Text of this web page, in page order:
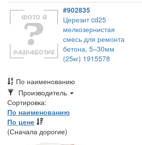
#902835
Церезит cd25
мелкозернистая
смесь для ремонта
бетона, 5–30мм
(25кг) 1915578
По наименованию
Производитель
Toggle
Сортировка:
По наименованию
По цене
(Сначала дорогие)